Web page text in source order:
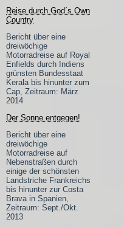
Reise durch God´s Own
Country
Bericht über eine
dreiwöchige
Motorradreise auf Royal
Enfields durch Indiens
grünsten Bundesstaat
Kerala bis hinunter zum
Cap, Zeitraum: März
2014
Der Sonne entgegen!
Bericht über eine
dreiwöchige
Motorradreise auf
Nebenstraßen durch
einige der schönsten
Landstriche Frankreichs
bis hinunter zur Costa
Brava in Spanien,
Zeitraum: Sept./Okt.
2013